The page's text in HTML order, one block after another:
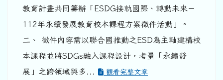
教育計畫共同籌辦「ESDG接軌國際、轉動未來－
112年永續發展教育校本課程方案徵件活動」。
二、 徵件內容需以聯合國推動之ESD為主軸建構校
本課程並將SDGs融入課程設計，考量「永續發
展」之跨領域與多...
觀看完整文章